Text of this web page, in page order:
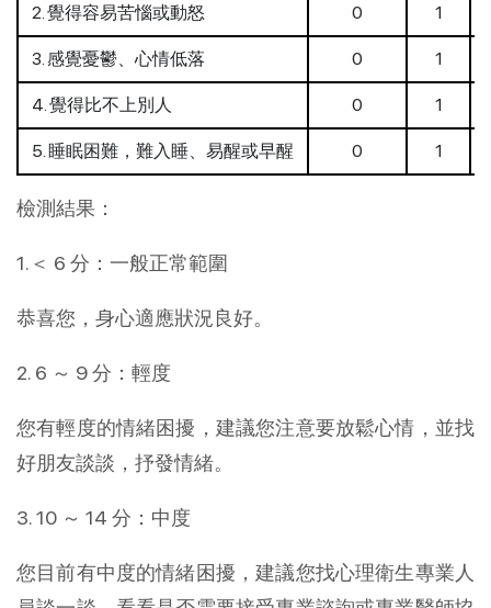
2. 覺得容易苦惱或動怒 0 1
3. 感覺憂鬱、心情低落 0 1
4. 覺得比不上別人 0 1
5. 睡眠困難，難入睡、易醒或早醒 0 1
檢測結果：
1.＜ 6 分：一般正常範圍
恭喜您，身心適應狀況良好。
2. 6 ～ 9 分：輕度
您有輕度的情緒困擾，建議您注意要放鬆心情，並找
好朋友談談，抒發情緒。
3. 10 ～ 14 分：中度
您目前有中度的情緒困擾，建議您找心理衛生專業人